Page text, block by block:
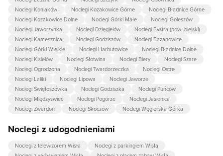
Noclegi Koniaków
Noclegi Kozakowice Górne
Noclegi Bładnice Górne
Noclegi Kozakowice Dolne
Noclegi Górki Małe
Noclegi Goleszów
Noclegi Jaworzynka
Noclegi Dzięgielów
Noclegi Bystra (pow. bielski)
Noclegi Kamesznica
Noclegi Godziszów
Noclegi Bażanowice
Noclegi Górki Wielkie
Noclegi Harbutowice
Noclegi Bładnice Dolne
Noclegi Kisielów
Noclegi Słotwina Noclegi Biery
Noclegi Szare
Noclegi Ogrodzona
Noclegi Twardorzeczka
Noclegi Ostre
Noclegi Laliki
Noclegi Lipowa
Noclegi Jaworze
Noclegi Świętoszówka
Noclegi Godziszka
Noclegi Puńców
Noclegi Międzyświeć
Noclegi Pogórze
Noclegi Jasienica
Noclegi Zwardoń
Noclegi Skoczów Noclegi Węgierska Górka
Noclegi z udogodnieniami
Noclegi z telewizorem Wisła
Noclegi z parkingiem Wisła